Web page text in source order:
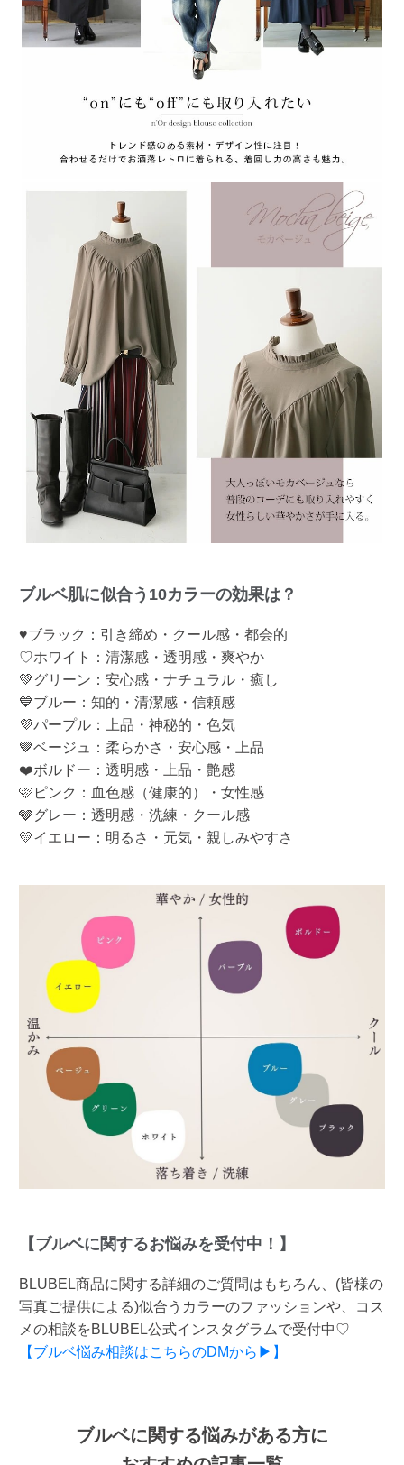
ブルベ肌に似合う10カラーの効果は？
♥ブラック：引き締め・クール感・都会的
♡ホワイト：清潔感・透明感・爽やか
💚グリーン：安心感・ナチュラル・癒し
💙ブルー：知的・清潔感・信頼感
💜パープル：上品・神秘的・色気
🤎ベージュ：柔らかさ・安心感・上品
❤️ボルドー：透明感・上品・艶感
🩷ピンク：血色感（健康的）・女性感
🩶グレー：透明感・洗練・クール感
💛イエロー：明るさ・元気・親しみやすさ
【ブルベに関するお悩みを受付中！】
BLUBEL商品に関する詳細のご質問はもちろん、(皆様の
写真ご提供による)似合うカラーのファッションや、コス
メの相談をBLUBEL公式インスタグラムで受付中♡
【ブルベ悩み相談はこちらのDMから▶】
ブルベに関する悩みがある方に